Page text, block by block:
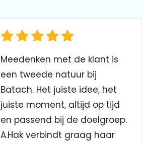
Meedenken met de klant is
een tweede natuur bij
Batach. Het juiste idee, het
juiste moment, altijd op tijd
en passend bij de doelgroep.
A.Hak verbindt graag haar